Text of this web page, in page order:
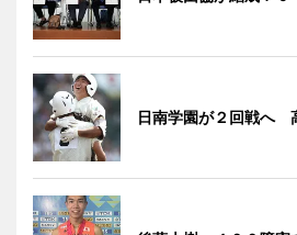
日南学園が２回戦へ